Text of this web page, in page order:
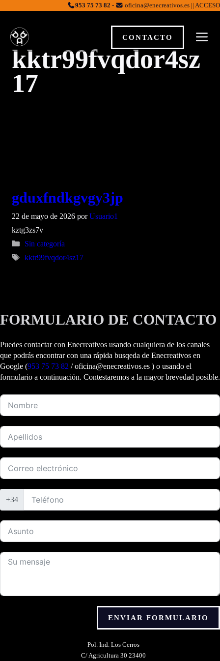
contenido
953 75 73 82 - oficina@enecreativos.es || ACCESO
CONTACTO
kktr99fvqdor4sz
17
gduxfndkgvgy3jp
22 de mayo de 2026 porUsuario1
kztg3zs7v
Categorías
Sin categoría
Etiquetas
kktr99fvqdor4sz17
FORMULARIO DE CONTACTO
Puedes contactar con Enecreativos usando cualquiera de los canales
que podrás encontrar con una rápida busqeda de Enecreativos en
Google (953 75 73 82 / oficina@enecreativos.es ) o usando el
formulario a continuación. Contestaremos a la mayor brevedad posible.
+34
ENVIAR FORMULARIO
Pol. Ind. Los Cerros
C/ Agricultura 30 23400